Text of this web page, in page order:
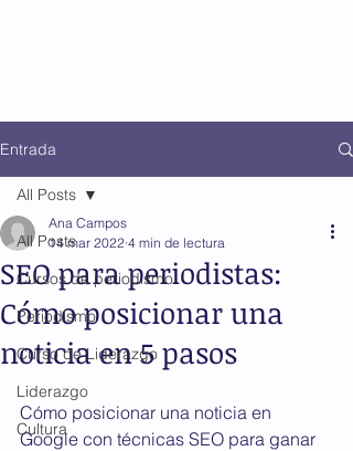
Entrada
All Posts
Cursos de periodismo
Periodismo
Curso de Liderazgo
Liderazgo
Cultura
All Posts
SEO para periodistas:
Cómo posicionar una
noticia en 5 pasos
Ana Campos
14 mar 2022 4 min de lectura
Cómo posicionar una noticia en
Google con técnicas SEO para ganar